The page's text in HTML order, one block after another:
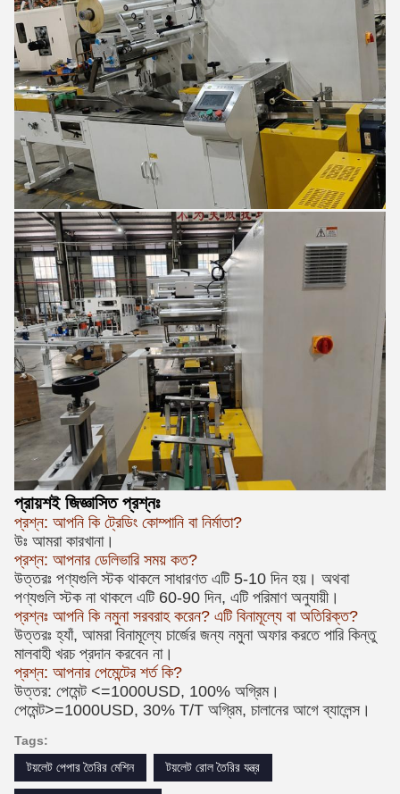
প্রায়শই জিজ্ঞাসিত প্রশ্নঃ
প্রশ্ন: আপনি কি ট্রেডিং কোম্পানি বা নির্মাতা?
উঃ আমরা কারখানা।
প্রশ্ন: আপনার ডেলিভারি সময় কত?
উত্তরঃ পণ্যগুলি স্টক থাকলে সাধারণত এটি 5-10 দিন হয়। অথবা
পণ্যগুলি স্টক না থাকলে এটি 60-90 দিন, এটি পরিমাণ অনুযায়ী।
প্রশ্নঃ আপনি কি নমুনা সরবরাহ করেন? এটি বিনামূল্যে বা অতিরিক্ত?
উত্তরঃ হ্যাঁ, আমরা বিনামূল্যে চার্জের জন্য নমুনা অফার করতে পারি কিন্তু
মালবাহী খরচ প্রদান করবেন না।
প্রশ্ন: আপনার পেমেন্টের শর্ত কি?
উত্তর: পেমেন্ট <=1000USD, 100% অগ্রিম।
পেমেন্ট>=1000USD, 30% T/T অগ্রিম, চালানের আগে ব্যালেন্স।
Tags:
টয়লেট পেপার তৈরির মেশিন
টয়লেট রোল তৈরির যন্ত্র